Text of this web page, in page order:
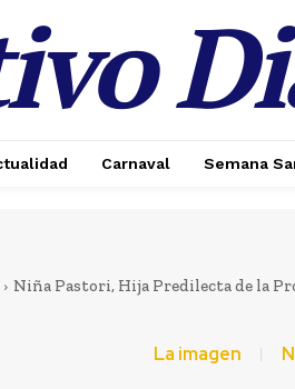
Carnaval Semana
Niña Pastori, Hija Predilecta de la
La imagen